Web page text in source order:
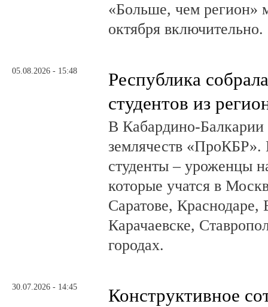
«Больше, чем регион»
октября включительно.
05.08.2026 - 15:48
Республика
студентов из
В Кабардино-
землячеств «ПроКБР».
студенты – уроженцы
которые учатся в
Саратове, Краснодаре,
Карачаевске,
городах.
30.07.2026 - 14:45
Конструктивное